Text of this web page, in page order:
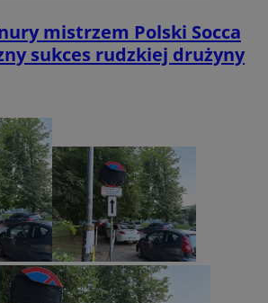
mistrzem Polski Socca
sukces rudzkiej drużyny